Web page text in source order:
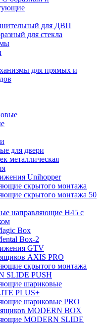
для ДВП
для стекла
для прямых и
для двери
металлическая
Unihopper
скрытого монтажа
скрытого монтажа 50
направляющие H45 с
Box
Box-2
GTV
AXIS PRO
скрытого монтажа
SLIDE PUSH
шариковые
PLUS+
шариковые PRO
MODERN BOX
MODERN SLIDE